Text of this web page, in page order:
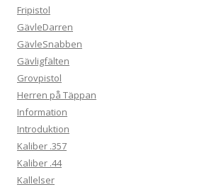
Fripistol
GävleDarren
GävleSnabben
Gävligfälten
Grovpistol
Herren på Täppan
Information
Introduktion
Kaliber .357
Kaliber .44
Kallelser